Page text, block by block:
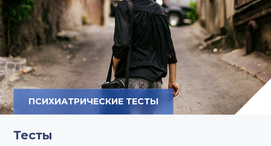
ПСИХИАТРИЧЕСКИЕ ТЕСТЫ
Тесты